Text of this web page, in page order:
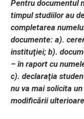
Pentru documentul
timpul studiilor au
completarea
documente: a).
instituţiei; b).
– în raport cu
c). declaraţia
nu va mai solicita
modificării